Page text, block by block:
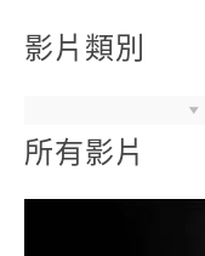
影片類別
所有影片